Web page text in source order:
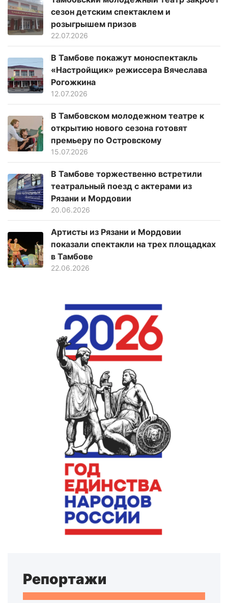
сезон детским спектаклем и
розыгрышем призов
22.07.2026
В Тамбове покажут моноспектакль
«Настройщик» режиссера Вячеслава
Рогожкина
12.07.2026
В Тамбовском молодежном театре к
открытию нового сезона готовят
премьеру по Островскому
15.07.2026
В Тамбове торжественно встретили
театральный поезд с актерами из
Рязани и Мордовии
20.06.2026
Артисты из Рязани и Мордовии
показали спектакли на трех площадках
в Тамбове
22.06.2026
Репортажи